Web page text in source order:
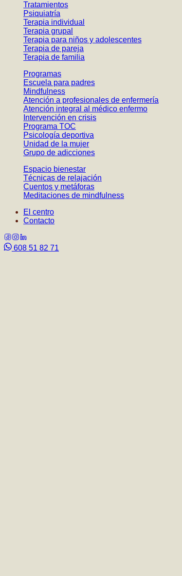
Tratamientos
Psiquiatría
Terapia individual
Terapia grupal
Terapia para niños y adolescentes
Terapia de pareja
Terapia de familia
Programas
Escuela para padres
Mindfulness
Atención a profesionales de enfermería
Atención integral al médico enfermo
Intervención en crisis
Programa TOC
Psicología deportiva
Unidad de la mujer
Grupo de adicciones
Espacio bienestar
Técnicas de relajación
Cuentos y metáforas
Meditaciones de mindfulness
El centro
Contacto
608 51 82 71